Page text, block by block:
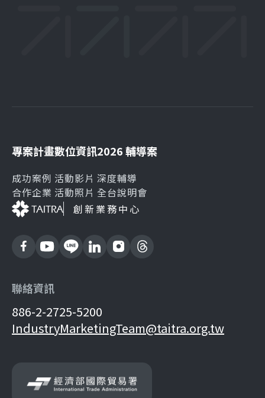
專案計畫
成功案例
合作企業
數位資訊
活動影片
活動照片
2026 輔導案
深度輔導
全台說明會
創新業務中心
聯絡資訊
886-2-2725-5200
IndustryMarketingTeam@taitra.org.tw